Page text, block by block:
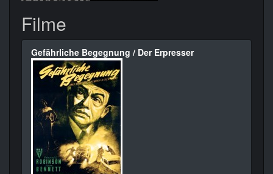
Filme
Gefährliche Begegnung / Der Erpresser